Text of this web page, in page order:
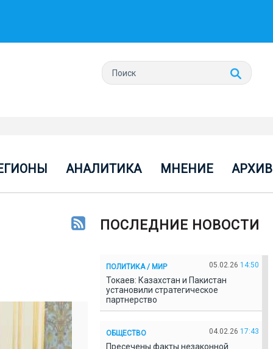
АНАЛИТИКА МНЕНИЕ АРХИВ
ПОСЛЕДНИЕ НОВОСТИ
ПОЛИТИКА / МИР 05.02.26 14:50
Токаев: Казахстан и Пакистан
установили стратегическое
партнерство
ОБЩЕСТВО 04.02.26 17:43
Пресечены факты незаконной